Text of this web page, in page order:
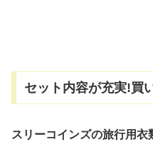
セット内容が充実!買
スリーコインズの旅行用衣